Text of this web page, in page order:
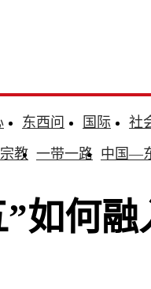
东西问 国际
社
宗教 一带一路 中国—
如何